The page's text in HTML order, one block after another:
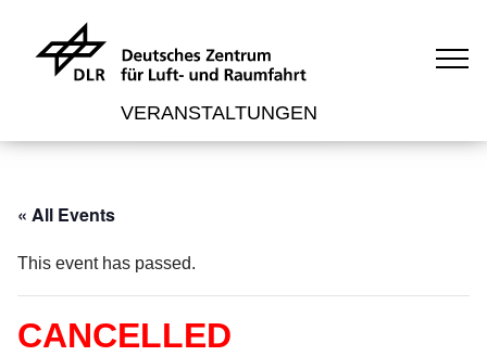
VERANSTALTUNGEN
« All Events
This event has passed.
CANCELLED